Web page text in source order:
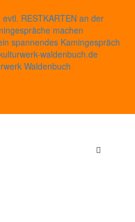
RESTKARTEN an der
machen
spannendes Kamingespräch
waldenbuch.de
Waldenbuch